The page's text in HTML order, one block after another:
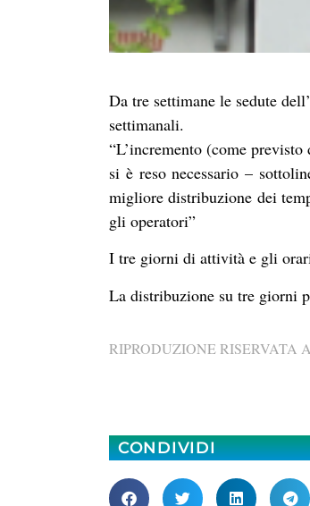
Da tre settimane le sedute
settimanali.
“L’incremento (come
si è reso necessario –
migliore distribuzione dei
gli operatori”
I tre giorni di attività e gli
La distribuzione su tre giorni
RIPRODUZIONE
CONDIVIDI